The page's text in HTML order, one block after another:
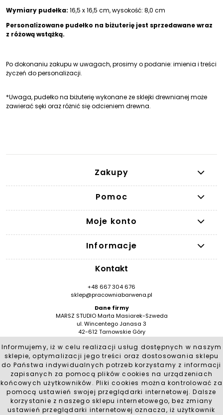
Informujemy, iż w celu realizacji usług dostępnych w naszym
sklepie, optymalizacji jego treści oraz dostosowania sklepu
do Państwa indywidualnych potrzeb korzystamy z informacji
zapisanych za pomocą plików cookies na urządzeniach
końcowych użytkowników. Pliki cookies można kontrolować za
pomocą ustawień swojej przeglądarki internetowej. Dalsze
korzystanie z naszego sklepu internetowego, bez zmiany
ustawień przeglądarki internetowej oznacza, iż użytkownik
Wymiary pudełka: 16,5 x 16,5 cm, wysokość: 8,0 cm
Personalizowane pudełko na biżuterię jest sprzedawane wraz
z różową wstążką.
Po dokonaniu zakupu w uwagach, prosimy o podanie: imienia i treści
życzeń do personalizacji.
*Uwaga, pudełko na biżuterię wykonane ze sklejki drewnianej może
zawierać sęki oraz różnić się odcieniem drewna.
Zakupy
Pomoc
Moje konto
Informacje
Kontakt
+48 667 304 676
sklep@pracowniabarwena.pl
Dane firmy
MARSZ STUDIO Marta Masiarek-Szweda
ul. Wincentego Janasa 3
42-612 Tarnowskie Góry
REGON: 384530909 / BDO 000553553
Social Media